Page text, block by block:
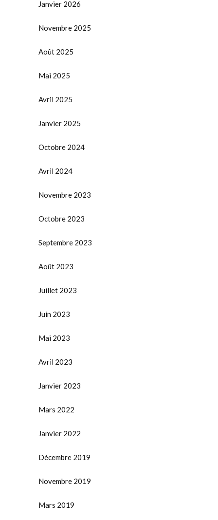
Janvier 2026
Novembre 2025
Août 2025
Mai 2025
Avril 2025
Janvier 2025
Octobre 2024
Avril 2024
Novembre 2023
Octobre 2023
Septembre 2023
Août 2023
Juillet 2023
Juin 2023
Mai 2023
Avril 2023
Janvier 2023
Mars 2022
Janvier 2022
Décembre 2019
Novembre 2019
Mars 2019